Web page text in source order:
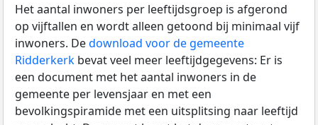
Het aantal inwoners per leeftijdsgroep is afgerond
op vijftallen en wordt alleen getoond bij minimaal vijf
inwoners. Dedownload voor de gemeente
Ridderkerk bevat veel meer leeftijdgegevens: Er is
een document met het aantal inwoners in de
gemeente per levensjaar en met een
bevolkingspiramide met een uitsplitsing naar leeftijd